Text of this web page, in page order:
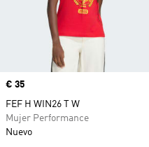
Precio
€ 35
FEF H WIN26 T W
Mujer Performance
Nuevo